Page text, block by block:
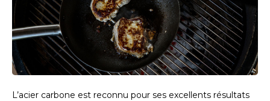
Français
Español
Polski
USD
AUD
CAD
CHFL’acier carbone est reconnu pour ses excellents résultats